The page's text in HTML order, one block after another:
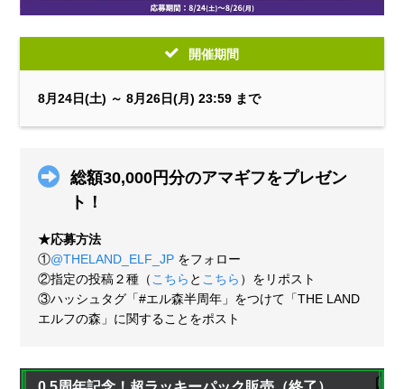
開催期間
8月24日(土) ～ 8月26日(月) 23:59 まで
総額30,000円分のアマギフをプレゼン
ト！
★応募方法
①@THELAND_ELF_JP をフォロー
②指定の投稿２種（ こちら と こちら ）をリポスト
③ハッシュタグ「#エル森半周年」をつけて「THE LAND
エルフの森」に関することをポスト